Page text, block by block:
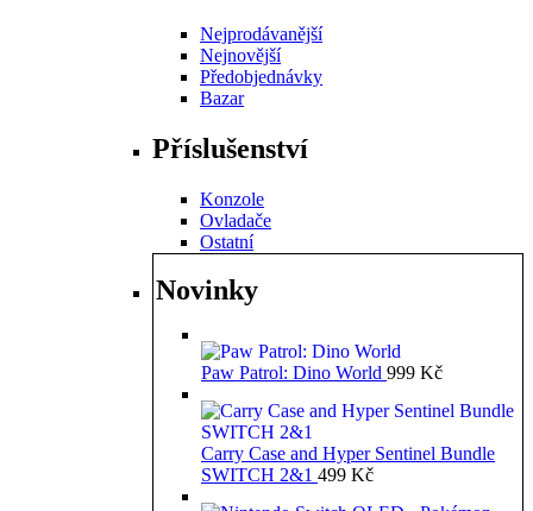
Nejprodávanější
Nejnovější
Předobjednávky
Bazar
Příslušenství
Konzole
Ovladače
Ostatní
Novinky
Paw Patrol: Dino World 999 Kč
Carry Case and Hyper Sentinel Bundle
SWITCH 2&1 499 Kč